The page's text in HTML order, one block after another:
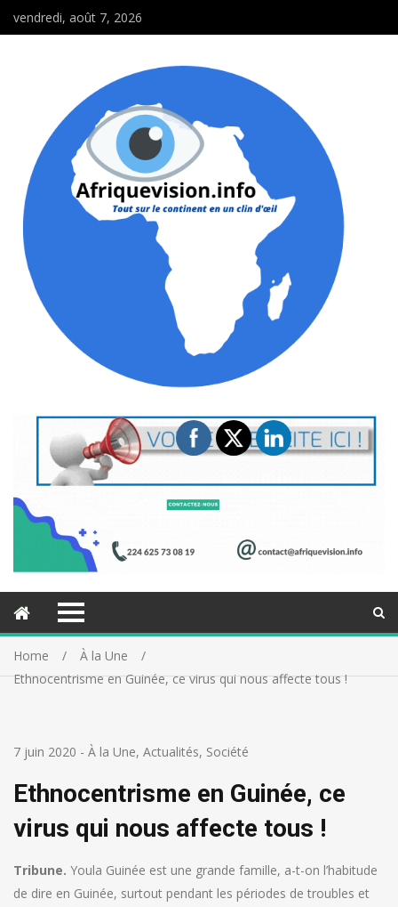
vendredi, août 7, 2026
Home
À la Une
Ethnocentrisme en Guinée, ce virus qui nous affecte tous !
7 juin 2020 - À la Une, Actualités, Société
Ethnocentrisme en Guinée, ce
virus qui nous affecte tous !
Tribune. Youla Guinée est une grande famille, a-t-on l’habitude
de dire en Guinée, surtout pendant les périodes de troubles et